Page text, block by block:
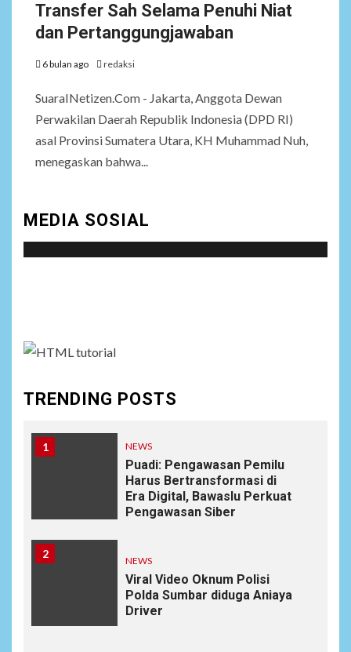
Transfer Sah Selama Penuhi Niat
dan Pertanggungjawaban
6 bulan ago redaksi
SuaraINetizen.Com - Jakarta, Anggota Dewan
Perwakilan Daerah Republik Indonesia (DPD RI)
asal Provinsi Sumatera Utara, KH Muhammad Nuh,
menegaskan bahwa...
MEDIA SOSIAL
TRENDING POSTS
1 NEWS
Puadi: Pengawasan Pemilu
Harus Bertransformasi di
Era Digital, Bawaslu Perkuat
Pengawasan Siber
2
NEWS
Viral Video Oknum Polisi
Polda Sumbar diduga Aniaya
Driver